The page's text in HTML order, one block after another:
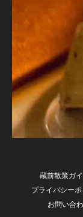
蔵前散策ガ
プライバシー
お問い合